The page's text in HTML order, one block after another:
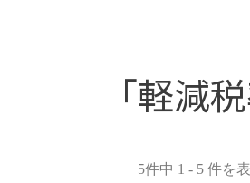
「軽減
5件中 1 - 5 件を